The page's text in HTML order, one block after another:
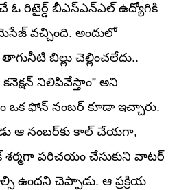
రిటైర్డ్ బీఎస్‌ఎన్‌ఎల్ ఉద్యోగికి
వచ్చింది. అందులో
బిల్లు చెల్లించలేదు..
నిలిపివేస్తాం” అని
ఫోన్ నంబర్ కూడా ఇచ్చారు.
ఆ నంబర్‌కు కాల్ చేయగా,
శర్మగా పరిచయం చేసుకుని వాటర్
ఉందని చెప్పాడు. ఆ ప్రక్రియ